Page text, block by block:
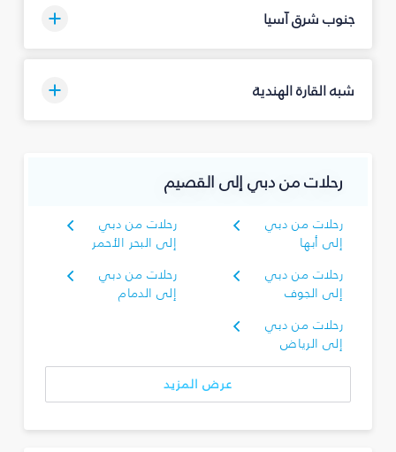
جنوب شرق آسيا
شبه القارة الهندية
رحلات من دبي إلى القصيم
رحلات من دبي
إلى أبها
رحلات من دبي
إلى البحر الأحمر
رحلات من دبي
إلى الجوف
رحلات من دبي
إلى الدمام
رحلات من دبي
إلى الرياض
عرض المزيد